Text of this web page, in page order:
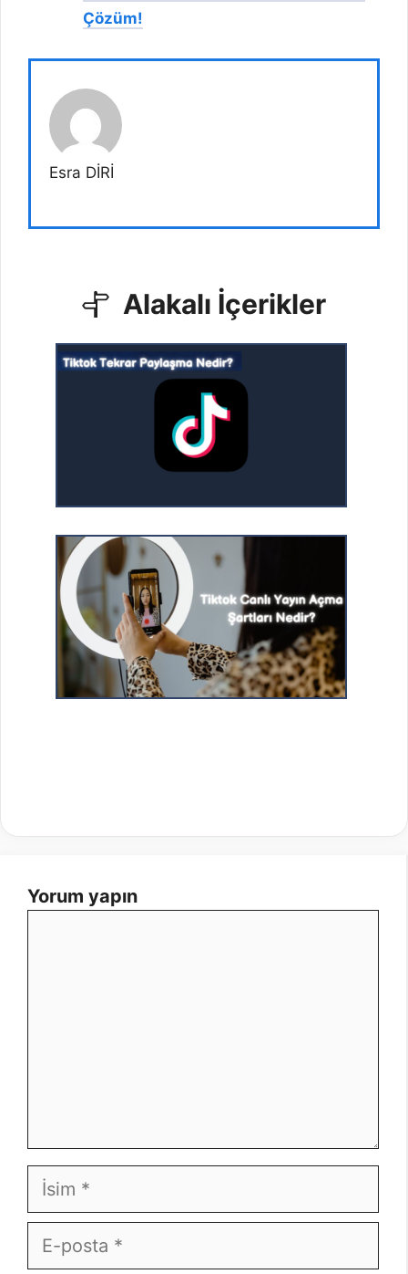
Çözüm!
Esra DİRİ
Alakalı İçerikler
Yorum yapın
İsim
E-
posta